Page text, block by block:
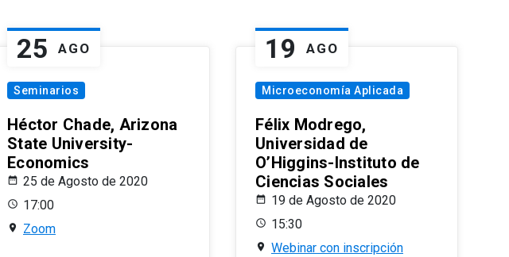
25 AGO
Seminarios
Héctor Chade, Arizona
State University-
Economics
25 de Agosto de 2020
17:00
Zoom
19 AGO
Microeconomía Aplicada
Félix Modrego,
Universidad de
O’Higgins-Instituto de
Ciencias Sociales
19 de Agosto de 2020
15:30
Webinar con inscripción